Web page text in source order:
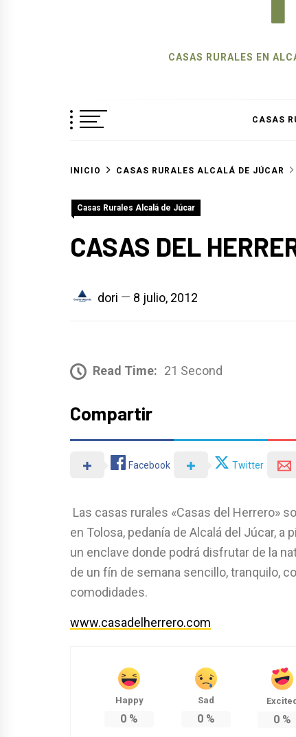
CASAS RURALES EN
CASAS
INICIO CASAS RURALES ALCALÁ DE JÚCAR
Casas Rurales Alcalá de Júcar
CASAS DEL
dori 8 julio, 2012
Read Time: 21 Second
Compartir
Facebook Twitter
Las casas rurales «Casas del Herrero»
en Tolosa, pedanía de Alcalá del Júcar, a
un enclave donde podrá disfrutar de la
de un fín de semana sencillo, tranquilo,
comodidades.
www.casadelherrero.com
Happy
0 %
Sad
0%
Excited
0%